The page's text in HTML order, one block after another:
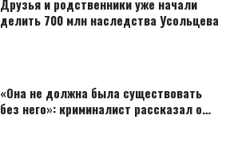
Друзья и родственники уже начали
делить 700 млн наследства Усольцева
«Она не должна была существовать
без него»: криминалист рассказал о…